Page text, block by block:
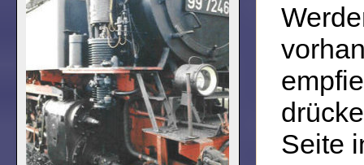
Seite